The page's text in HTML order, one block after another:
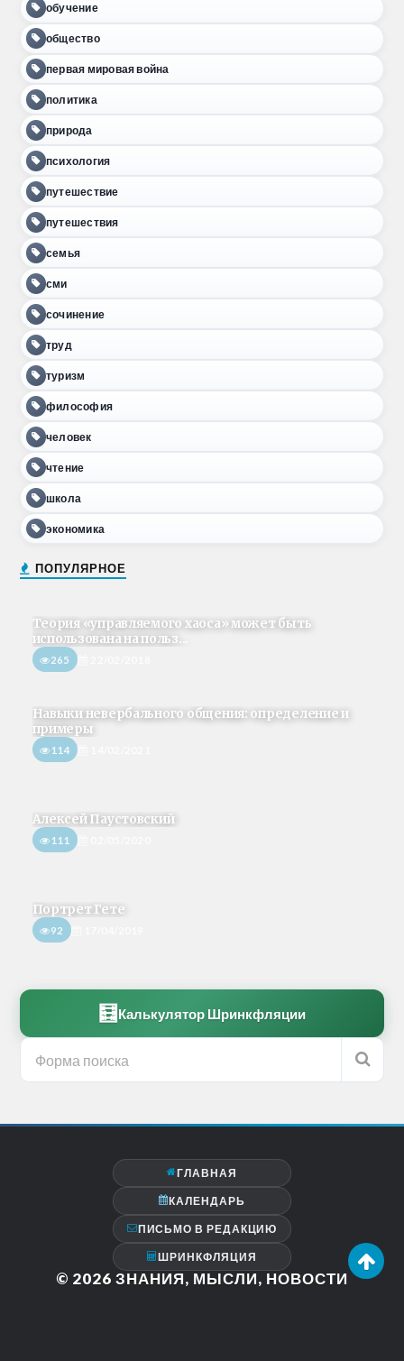
обучение
общество
первая мировая война
политика
природа
психология
путешествие
путешествия
семья
сми
сочинение
труд
туризм
философия
человек
чтение
школа
экономика
ПОПУЛЯРНОЕ
Теория «управляемого хаоса» может быть
использована на польз...
265
Навыки невербального общения: определение и
примеры
114
Алексей Паустовский
111
Портрет Гете
92
🧮 Калькулятор Шринкфляции
ГЛАВНАЯ
КАЛЕНДАРЬ
ПИСЬМО В РЕДАКЦИЮ
ШРИНКФЛЯЦИЯ
© 2026 ЗНАНИЯ, МЫСЛИ, НОВОСТИ